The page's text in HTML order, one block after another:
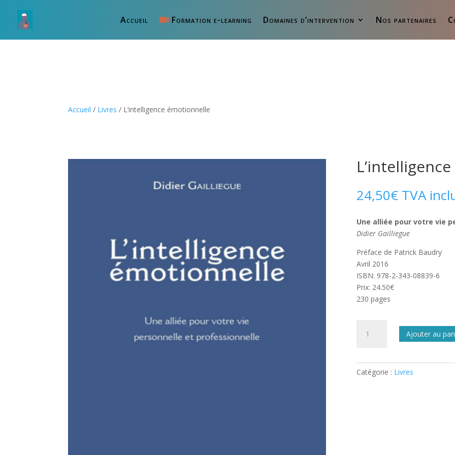
Accueil Formation e-learning Domaines d’intervention Nos partenaires
Accueil / Livres / L’intelligence émotionnelle
24,50€ TVA
Une alliée pour votre vie
Didier Gailliegue
Préface de Patrick Baudry
Avril 2016
ISBN: 978-2-343-08839-6
Prix: 24.50€
230 pages
Ajouter au
Catégorie : Livres